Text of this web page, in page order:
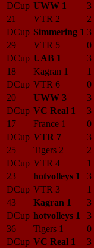
DCup UWW 1 3
21
VTR 2 2
DCup Simmering 1 3
29
VTR 5 0
DCup UAB 1 3
18
Kagran 1 1
DCup VTR 6 0
20
UWW 3 3
DCup VC Real 1 3
17
France 1 0
DCup VTR 7 3
25
Tigers 2 2
DCup VTR 4 1
23
hotvolleys 1 3
DCup VTR 3 1
43
Kagran 1 3
DCup hotvolleys 1 3
36
Tigers 1 0
DCup VC Real 1 3